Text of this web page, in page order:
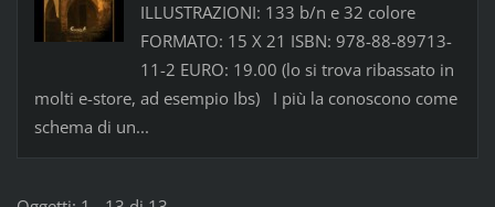
ILLUSTRAZIONI: 133 b/n e 32 colore
FORMATO: 15 X 21 ISBN: 978-88-89713-
11-2 EURO: 19.00 (lo si trova ribassato in
molti e-store, ad esempio Ibs) I più la conoscono come
schema di un...